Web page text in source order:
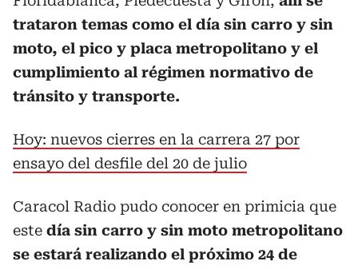
trataron temas como el día sin carro y sin
moto, el pico y placa metropolitano y el
cumplimiento al régimen normativo de
tránsito y transporte.
Hoy: nuevos cierres en la carrera 27 por
ensayo del desfile del 20 de julio
Caracol Radio pudo conocer en primicia que
este día sin carro y sin moto metropolitano
se estará realizando el próximo 24 de